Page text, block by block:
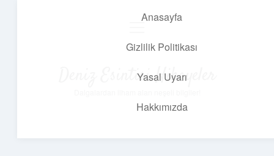
Anasayfa
Gizlilik Politikası
Yasal Uyarı
Hakkımızda
Deniz Esintisi Hikayeler